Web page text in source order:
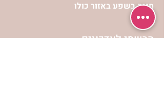
חניה בשפע באזור כולו
הרשמי לעדכונים